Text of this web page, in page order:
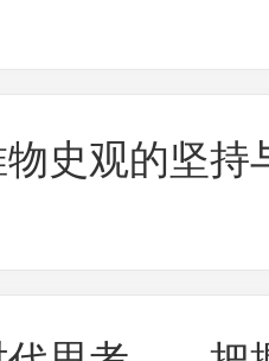
史观的坚持